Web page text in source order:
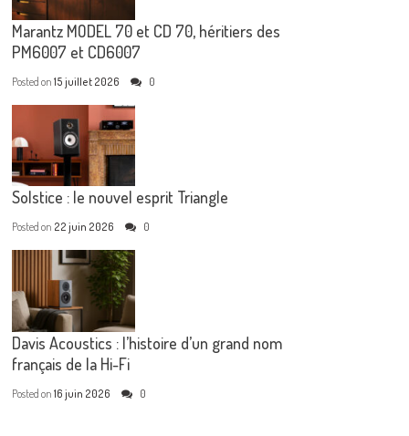
Marantz MODEL 70 et CD 70, héritiers des
PM6007 et CD6007
Posted on15 juillet 2026 0
Solstice : le nouvel esprit Triangle
Posted on 22 juin 2026 0
Davis Acoustics : l’histoire d’un grand nom
français de la Hi-Fi
Posted on16 juin 2026 0